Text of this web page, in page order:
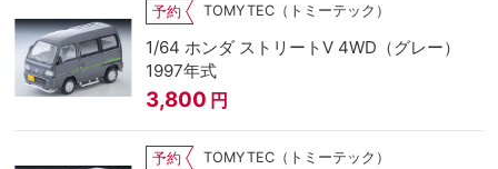
予約 TOMYTEC（トミーテック）
1/64 ホンダ ストリートV 4WD（グレー）
1997年式
3,800 円
予約 TOMYTEC（トミーテック）